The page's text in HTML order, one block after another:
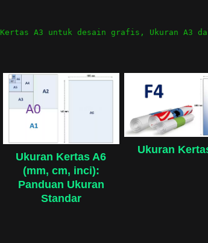
Kertas A3 untuk desain grafis , Ukuran A3
Ukuran Kertas A6
(mm, cm, inci):
Panduan Ukuran
Standar
Ukuran